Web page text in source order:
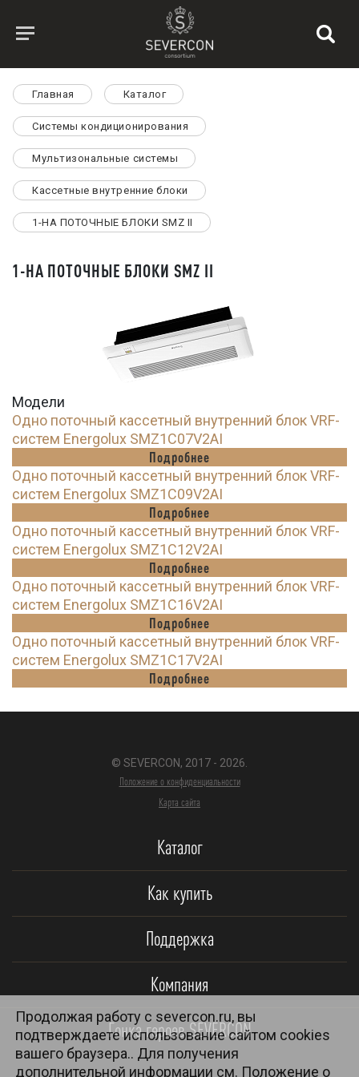
Главная Каталог
Системы кондиционирования
Мультизональные системы
Кассетные внутренние блоки
1-НА ПОТОЧНЫЕ БЛОКИ SMZ II
1-НА ПОТОЧНЫЕ БЛОКИ SMZ II
Модели
Одно поточный кассетный внутренний блок VRF-
систем Energolux SMZ1C07V2AI
Подробнее
Одно поточный кассетный внутренний блок VRF-
систем Energolux SMZ1C09V2AI
Подробнее
Одно поточный кассетный внутренний блок VRF-
систем Energolux SMZ1C12V2AI
Подробнее
Одно поточный кассетный внутренний блок VRF-
систем Energolux SMZ1C16V2AI
Подробнее
Одно поточный кассетный внутренний блок VRF-
систем Energolux SMZ1C17V2AI
Подробнее
© SEVERCON, 2017 - 2026.
Положение о конфиденциальности
Карта сайта
Каталог
Как купить
Поддержка
Компания
Гонка героев SEVERCON
Продолжая работу с severcon.ru, вы
подтверждаете использование сайтом cookies
вашего браузера.. Для получения
дополнительной информации см. Положение о